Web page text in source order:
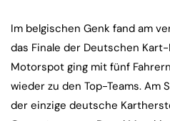
Im belgischen Genk fand am
das Finale der Deutschen
Motorspot ging mit fünf
wieder zu den Top-Teams. Am
der einzige deutsche